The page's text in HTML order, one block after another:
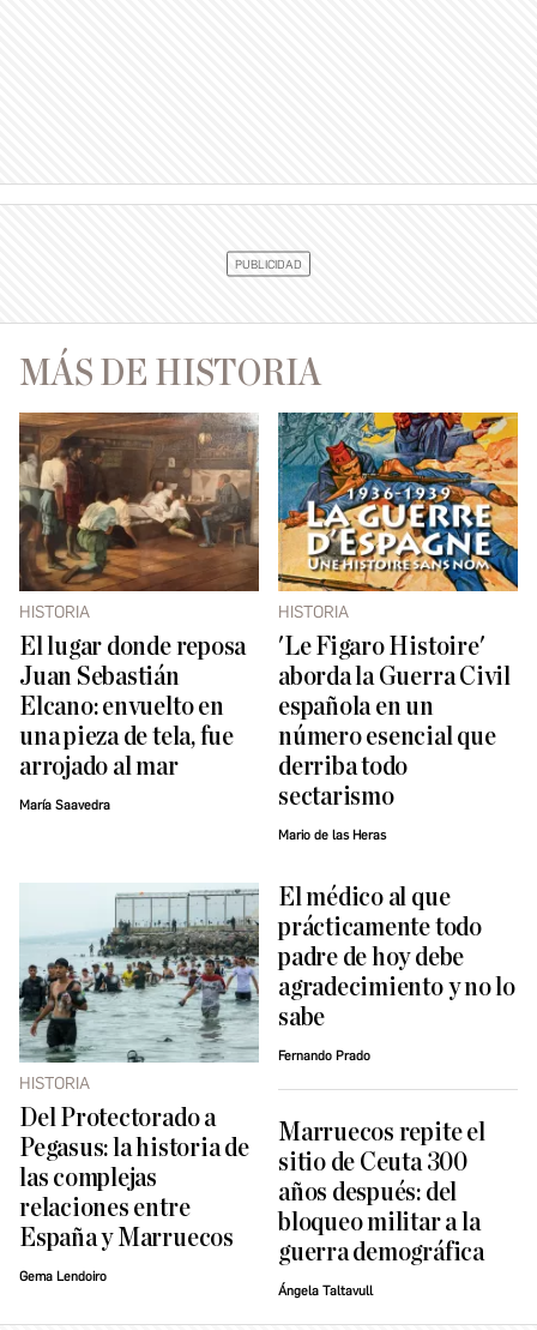
MÁS DE HISTORIA
HISTORIA
El lugar donde reposa
Juan Sebastián
Elcano: envuelto en
una pieza de tela, fue
arrojado al mar
María Saavedra
HISTORIA
'Le Figaro Histoire'
aborda la Guerra Civil
española en un
número esencial que
derriba todo
sectarismo
Mario de las Heras
HISTORIA
Del Protectorado a
Pegasus: la historia de
las complejas
relaciones entre
España y Marruecos
Gema Lendoiro
El médico al que
prácticamente todo
padre de hoy debe
agradecimiento y no lo
sabe
Fernando Prado
Marruecos repite el
sitio de Ceuta 300
años después: del
bloqueo militar a la
guerra demográfica
Ángela Taltavull